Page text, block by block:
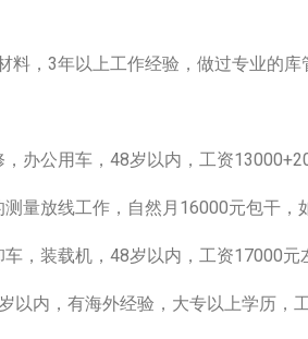
料，3年以上工作经验，做过专业的库
办公用车，48岁以内，工资
量放线工作，自然月16000元包干，
，装载机，48岁以内，工资17000元
以内，有海外经验，大专以上学历，